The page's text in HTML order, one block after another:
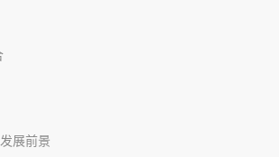
展前景